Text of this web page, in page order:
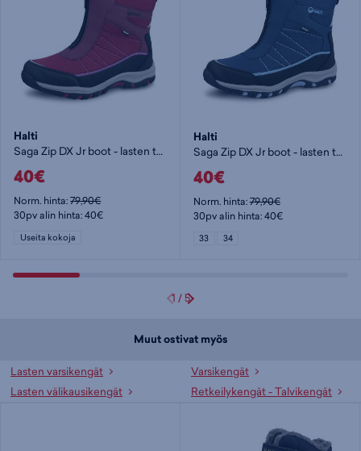
Halti
Saga Zip DX Jr boot - lasten talvivarsikengät
40€
Norm. hinta:79,90€
30pv alin hinta: 40€
Useita kokoja
Halti
Saga Zip DX Jr boot - lasten talvivarsikengät
40€
Norm. hinta:79,90€
30pv alin hinta: 40€
33 34
1 /5
Muut ostivat myös
Lasten varsikengät
Varsikengät
Lasten välikausikengät
Retkeilykengät - Talvikengät